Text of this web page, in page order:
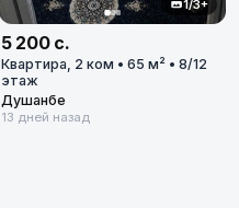
1/3+
5 200 с.
Квартира, 2 ком • 65 м² • 8/12
этаж
Душанбе
13 дней назад